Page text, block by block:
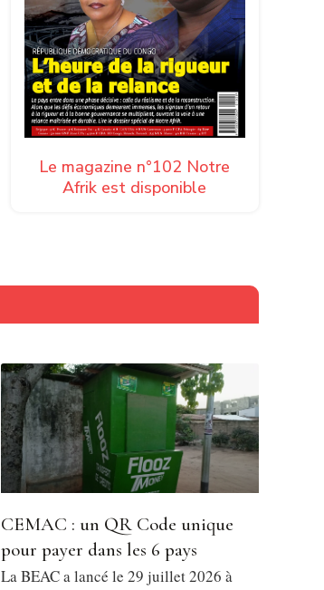
Le magazine n°102 Notre
Afrik est disponible
CEMAC : un QR Code unique
pour payer dans les 6 pays
La BEAC a lancé le 29 juillet 2026 à